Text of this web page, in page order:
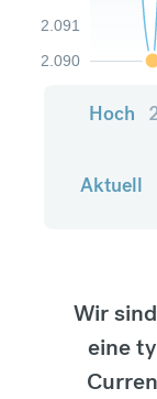
2.090
2.091
Hoch
Aktuell
Wir
eine